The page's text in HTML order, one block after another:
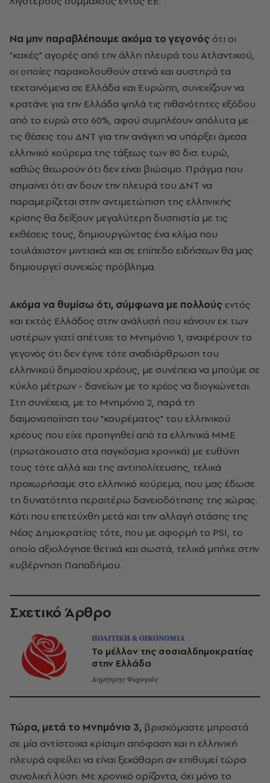
Να μην παραβλέπουμε ακόμα το γεγονός ότι οι
"κακές" αγορές από την άλλη πλευρά του Ατλαντικού,
οι οποίες παρακολουθούν στενά και αυστηρά τα
τεκταινόμενα σε Ελλάδα και Ευρώπη, συνεχίζουν να
κρατάνε για την Ελλάδα ψηλά τις πιθανότητες εξόδου
από το ευρώ στο 60%, αφού συμπλέουν απόλυτα με
τις θέσεις του ΔΝΤ για την ανάγκη να υπάρξει άμεσα
ελληνικό κούρεμα της τάξεως των 80 δισ. ευρώ,
καθώς θεωρούν ότι δεν είναι βιώσιμο. Πράγμα που
σημαίνει ότι αν δουν την πλευρά του ΔΝΤ να
παραμερίζεται στην αντιμετώπιση της ελληνικής
κρίσης θα δείξουν μεγαλύτερη δυσπιστία με τις
εκθέσεις τους, δημιουργώντας ένα κλίμα που
τουλάχιστον μιντιακά και σε επίπεδο ειδήσεων θα μας
δημιουργεί συνεχώς πρόβλημα.
Ακόμα να θυμίσω ότι, σύμφωνα με πολλούς εντός
και εκτός Ελλάδος στην ανάλυσή που κάνουν εκ των
υστέρων γιατί απέτυχε το Μνημόνιο 1, αναφέρουν το
γεγονός ότι δεν έγινε τότε αναδιάρθρωση του
ελληνικού δημοσίου χρέους, με συνέπεια να μπούμε σε
κύκλο μέτρων - δανείων με το χρέος να διογκώνεται.
Στη συνέχεια, με το Μνημόνιο 2, παρά τη
δαιμονοποίηση του "κουρέματος" του ελληνικού
χρέους που είχε προηγηθεί από τα ελληνικά ΜΜΕ
(πρωτάκουστο στα παγκόσμια χρονικά) με ευθύνη
τους τότε αλλά και της αντιπολίτευσης, τελικά
προχωρήσαμε στο ελληνικό κούρεμα, που μας έδωσε
τη δυνατότητα περαιτέρω δανειοδότησης της χώρας.
Κάτι που επετεύχθη μετά και την αλλαγή στάσης της
Νέας Δημοκρατίας τότε, που με αφορμή το PSI, το
οποίο αξιολόγησε θετικά και σωστά, τελικά μπήκε στην
κυβέρνηση Παπαδήμου.
Σχετικό Άρθρο
ΠΟΛΙΤΙΚΗ & ΟΙΚΟΝΟΜΙΑ
Το μέλλον της σοσιαλδημοκρατίας
στην Ελλάδα
Δημήτρης Ψυχογιός
Τώρα, μετά το Μνημόνιο 3, βρισκόμαστε μπροστά
σε μία αντίστοιχα κρίσιμη απόφαση και η ελληνική
πλευρά οφείλει να είναι ξεκάθαρη αν επιθυμεί τώρα
συνολική λύση. Με χρονικό ορίζοντα, όχι μόνο το